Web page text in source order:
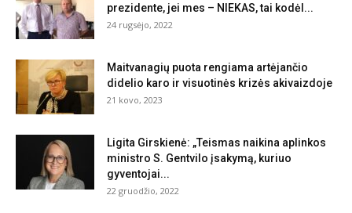
prezidente, jei mes – NIEKAS, tai kodėl...
24 rugsėjo, 2022
Maitvanagių puota rengiama artėjančio
didelio karo ir visuotinės krizės akivaizdoje
21 kovo, 2023
Ligita Girskienė: „Teismas naikina aplinkos
ministro S. Gentvilo įsakymą, kuriuo
gyventojai...
22 gruodžio, 2022